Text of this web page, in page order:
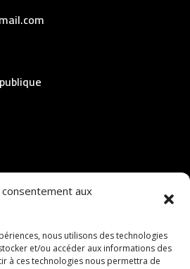
aux
nous utilisons des technologies
et/ou accéder aux informations des
à ces technologies nous permettra de